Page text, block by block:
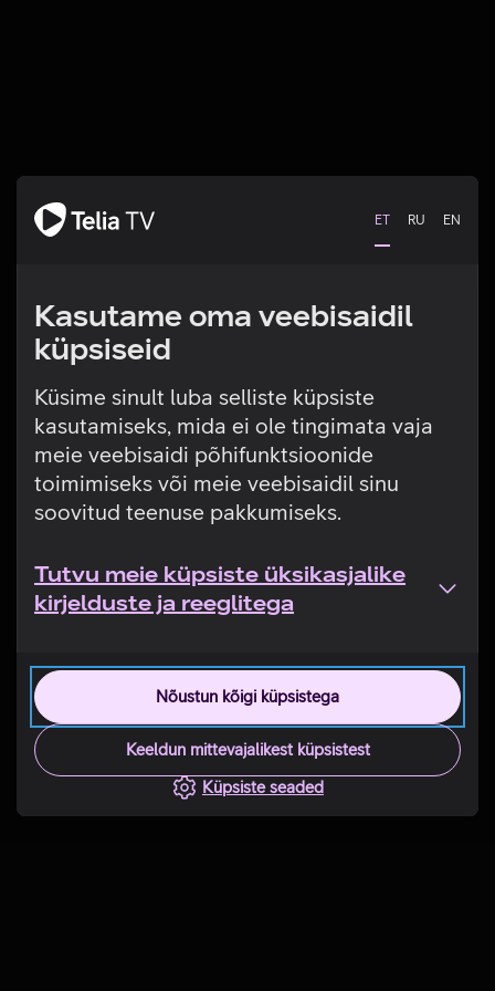
ET RU EN
Kasutame oma veebisaidil
küpsiseid
Küsime sinult luba selliste küpsiste
kasutamiseks, mida ei ole tingimata vaja
meie veebisaidi põhifunktsioonide
toimimiseks või meie veebisaidil sinu
soovitud teenuse pakkumiseks.
Tutvu meie küpsiste üksikasjalike
kirjelduste ja reeglitega
Nõustun kõigi küpsistega
Keeldun mittevajalikest küpsistest
Küpsiste seaded
Tehniline viga